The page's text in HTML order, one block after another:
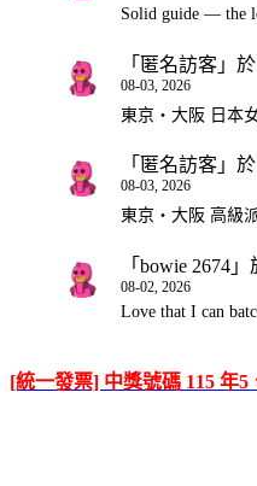
Solid guide — the
「 匿名訪客 」
08-03, 2026
東京・大阪 日本
「 匿名訪客 」
08-03, 2026
東京・大阪 高級
「 bowie 2674 」
08-02, 2026
Love that I can
[統一發票] 中獎號碼 115 年5